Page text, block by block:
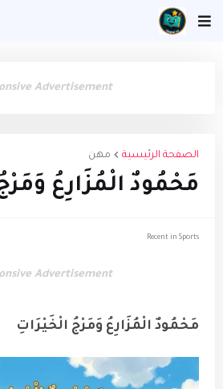
Advertisement
الصفحة الرئيسية مهن
مَحْمُودٌ الْمُزَارِعُ
Recent in Sports
Advertisement
مَحْمُودٌ الْمُزَارِعُ وَمَرْجُ الْخَيْرَاتِ